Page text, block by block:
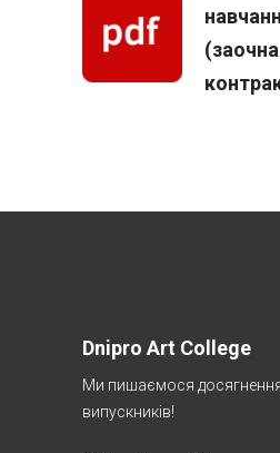
Dnipro Art College
Ми пишаємося
випускників!